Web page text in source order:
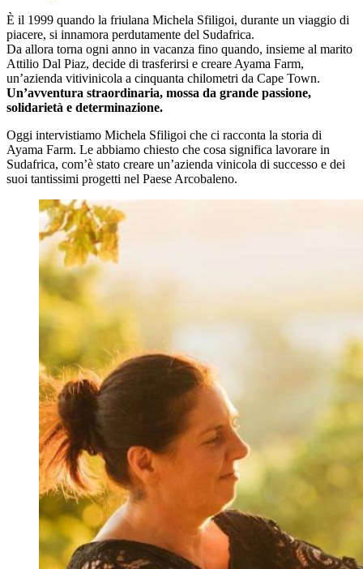
È il 1999 quando la friulana Michela Sfiligoi, durante un viaggio di
piacere, si innamora perdutamente del Sudafrica.
Da allora torna ogni anno in vacanza fino quando, insieme al marito
Attilio Dal Piaz, decide di trasferirsi e creare Ayama Farm,
un’azienda vitivinicola a cinquanta chilometri da Cape Town.
Un’avventura straordinaria, mossa da grande passione,
solidarietà e determinazione.
Oggi intervistiamo Michela Sfiligoi che ci racconta la storia di
Ayama Farm. Le abbiamo chiesto che cosa significa lavorare in
Sudafrica, com’è stato creare un’azienda vinicola di successo e dei
suoi tantissimi progetti nel Paese Arcobaleno.